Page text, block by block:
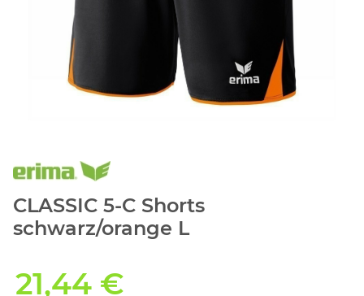
CLASSIC 5-C Shorts
schwarz/orange L
21,44 €